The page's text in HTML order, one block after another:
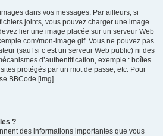
dans vos messages. Par ailleurs, si
joints, vous pouvez charger une image
lier une image placée sur un serveur Web
mon-image.gif. Vous ne pouvez pas
(sauf si c’est un serveur Web public) ni des
d’authentification, exemple : boîtes
protégés par un mot de passe, etc. Pour
BBCode [img].
?
des informations importantes que vous